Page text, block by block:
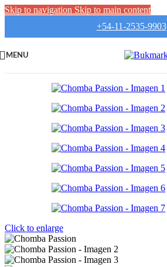
Skip to navigation Skip to main content
+54-11-2535-9903
MENU
Click to enlarge